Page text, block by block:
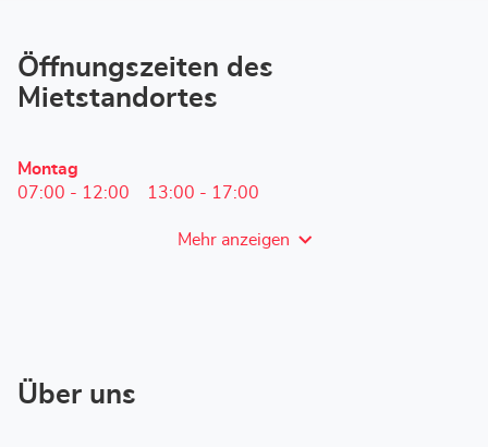
Öffnungszeiten des
Mietstandortes
Heutige
Öffnungszeiten
Montag
07:00 - 12:00 13:00 - 17:00
Mehr anzeigen
und
Über uns